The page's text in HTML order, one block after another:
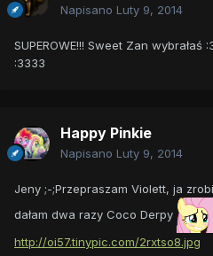
Napisano Luty 9, 2014
SUPEROWE!!! Sweet Zan
:3333
Happy Pinkie
Napisano Luty 9, 2014
Jeny ;-;Przepraszam Violett, ja
dałam dwa razy Coco Derpy
http://oi57.tinypic.com/2rxtso8.jpg